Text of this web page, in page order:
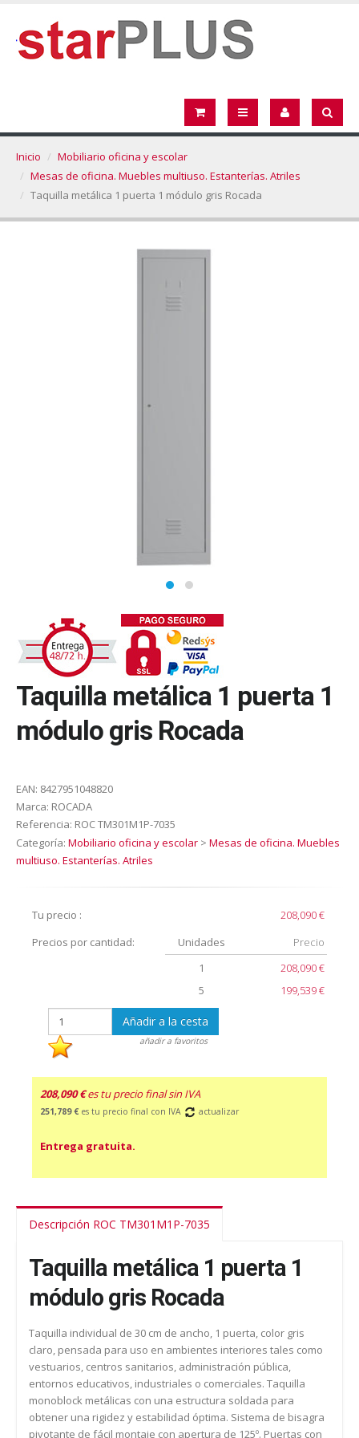
Inicio
Mobiliario oficina y escolar
Mesas de oficina. Muebles multiuso. Estanterías. Atriles
Taquilla metálica 1 puerta 1 módulo gris Rocada
Taquilla metálica 1 puerta 1
módulo gris Rocada
EAN: 8427951048820
Marca: ROCADA
Referencia: ROC TM301M1P-7035
Categoría: Mobiliario oficina y escolar > Mesas de oficina. Muebles
multiuso. Estanterías. Atriles
Tu precio :
208,090 €
Precios por cantidad:
Unidades
Precio
1
208,090 €
5
199,539 €
Añadir a la cesta
añadir a favoritos
208,090 € es tu precio final sin IVA
251,789 € es tu precio final con IVA actualizar
Entrega gratuita.
Descripción ROC TM301M1P-7035
Taquilla metálica 1 puerta 1
módulo gris Rocada
Taquilla individual de 30 cm de ancho, 1 puerta, color gris
claro, pensada para uso en ambientes interiores tales como
vestuarios, centros sanitarios, administración pública,
entornos educativos, industriales o comerciales. Taquilla
monoblock metálicas con una estructura soldada para
obtener una rigidez y estabilidad óptima. Sistema de bisagra
pivotante de fácil montaje con apertura de 125º. Puertas con